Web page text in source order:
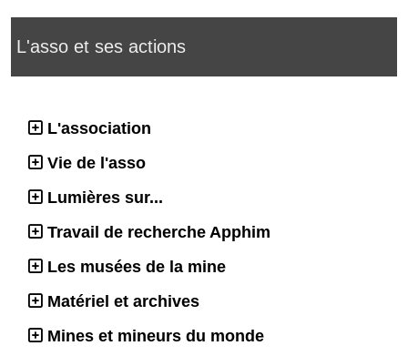
L'asso et ses actions
L'association
Vie de l'asso
Lumières sur...
Travail de recherche Apphim
Les musées de la mine
Matériel et archives
Mines et mineurs du monde